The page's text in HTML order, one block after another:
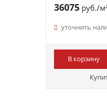
36075руб./
уточнить
В корзину